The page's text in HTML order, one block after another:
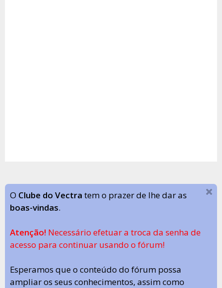
O Clube do Vectra tem o prazer de lhe dar as
boas-vindas.
Atenção! Necessário efetuar a troca da senha de
acesso para continuar usando o fórum!
Esperamos que o conteúdo do fórum possa
ampliar os seus conhecimentos, assim como